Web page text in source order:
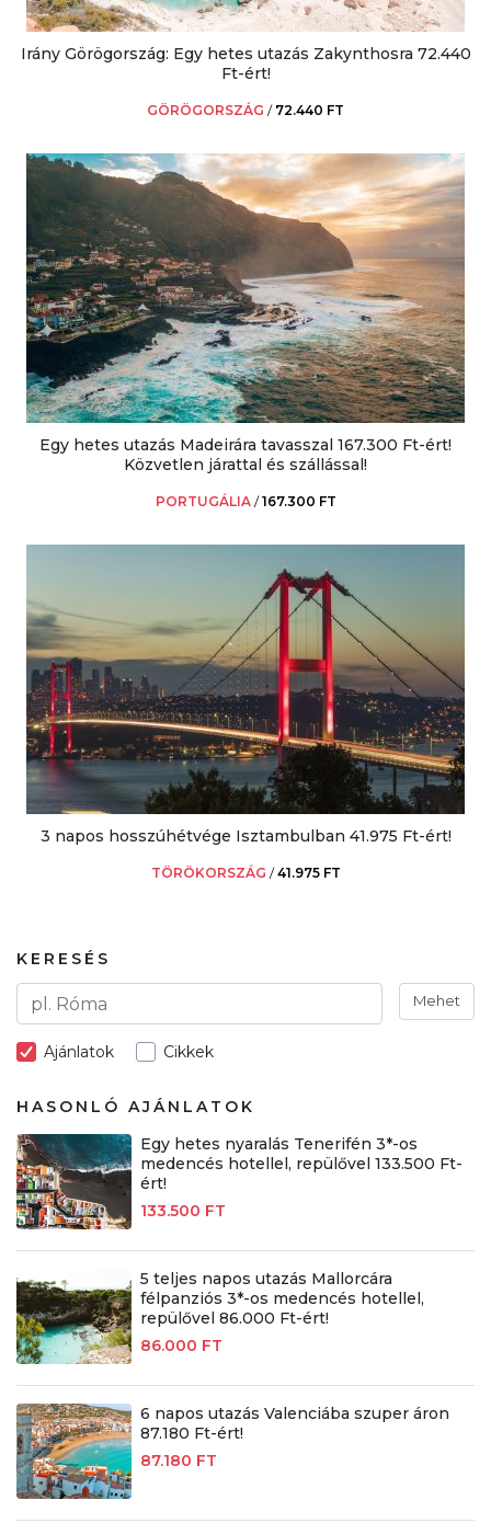
Irány Görögország: Egy hetes utazás Zakynthosra 72.440
Ft-ért!
GÖRÖGORSZÁG / 72.440 FT
Egy hetes utazás Madeirára tavasszal 167.300 Ft-ért!
Közvetlen járattal és szállással!
PORTUGÁLIA /167.300 FT
3 napos hosszúhétvége Isztambulban 41.975 Ft-ért!
TÖRÖKORSZÁG /41.975 FT
KERESÉS
Mehet
Ajánlatok Cikkek
HASONLÓ AJÁNLATOK
Egy hetes nyaralás Tenerifén 3*-os
medencés hotellel, repülővel 133.500 Ft-
ért!
133.500 FT
5 teljes napos utazás Mallorcára
félpanziós 3*-os medencés hotellel,
repülővel 86.000 Ft-ért!
86.000 FT
6 napos utazás Valenciába szuper áron
87.180 Ft-ért!
87.180 FT